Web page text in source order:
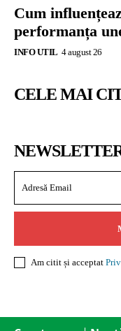
Cum
performanța
INFO UTIL 4 august 26
CELE MAI
Am citit și acceptat